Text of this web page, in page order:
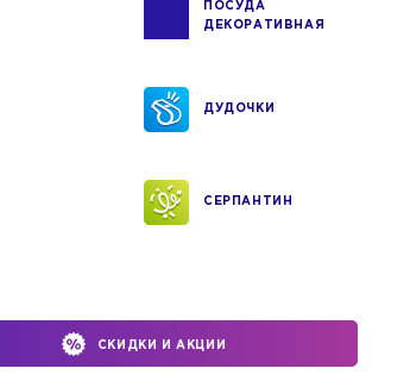
ПОСУДА
ДЕКОРАТИВНАЯ
ДУДОЧКИ
СЕРПАНТИН
СКИДКИ И АКЦИИ